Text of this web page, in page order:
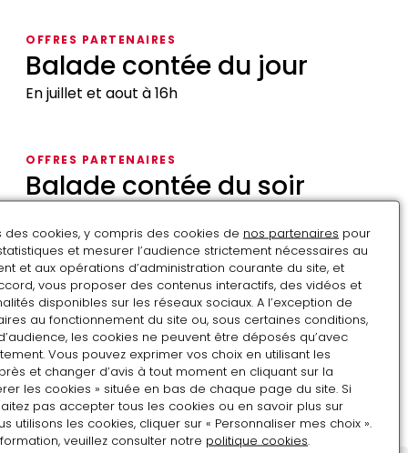
Valois
1615-
2015
Balade contée du jour
En juillet et aout à 16h
OFFRES PARTENAIRES
du
jour
Balade contée du soir
OFFRES PARTENAIRES
Balade
contée
du
soirHenri IV ou la chasse aux
sorciers
Les 31 juillet, 7 et 28 août 2015 à 20h30
OFFRES PARTENAIRES
Henri
IV
ou
des cookies, y compris des cookies de nos partenaires pour
et mesurer l’audience strictement nécessaires au
et aux opérations d’administration courante du site, et
vous proposer des contenus interactifs, des vidéos et
disponibles sur les réseaux sociaux. A l’exception de
au fonctionnement du site ou, sous certaines conditions,
les cookies ne peuvent être déposés qu’avec
Vous pouvez exprimer vos choix en utilisant les
et changer d’avis à tout moment en cliquant sur la
les cookies » située en bas de chaque page du site. Si
pas accepter tous les cookies ou en savoir plus sur
utilisons les cookies, cliquer sur « Personnaliser mes choix ».
veuillez consulter notre politique cookies.